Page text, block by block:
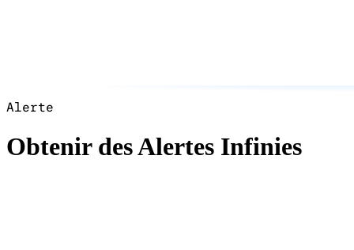
Alerte
Obtenir des Alertes Infinies